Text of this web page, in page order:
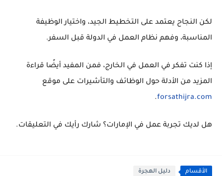
لكن النجاح يعتمد على التخطيط الجيد، واختيار الوظيفة
المناسبة، وفهم نظام العمل في الدولة قبل السفر.
إذا كنت تفكر في العمل في الخارج، فمن المفيد أيضًا قراءة
المزيد من الأدلة حول الوظائف والتأشيرات على موقع
forsathijra.com
.
هل لديك تجربة عمل في الإمارات؟ شارك رأيك في التعليقات.
الأقسام دليل الهجرة